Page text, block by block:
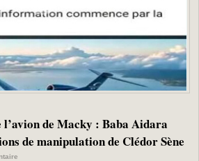
de Macky : Baba Aidara
de manipulation de Clédor Sène